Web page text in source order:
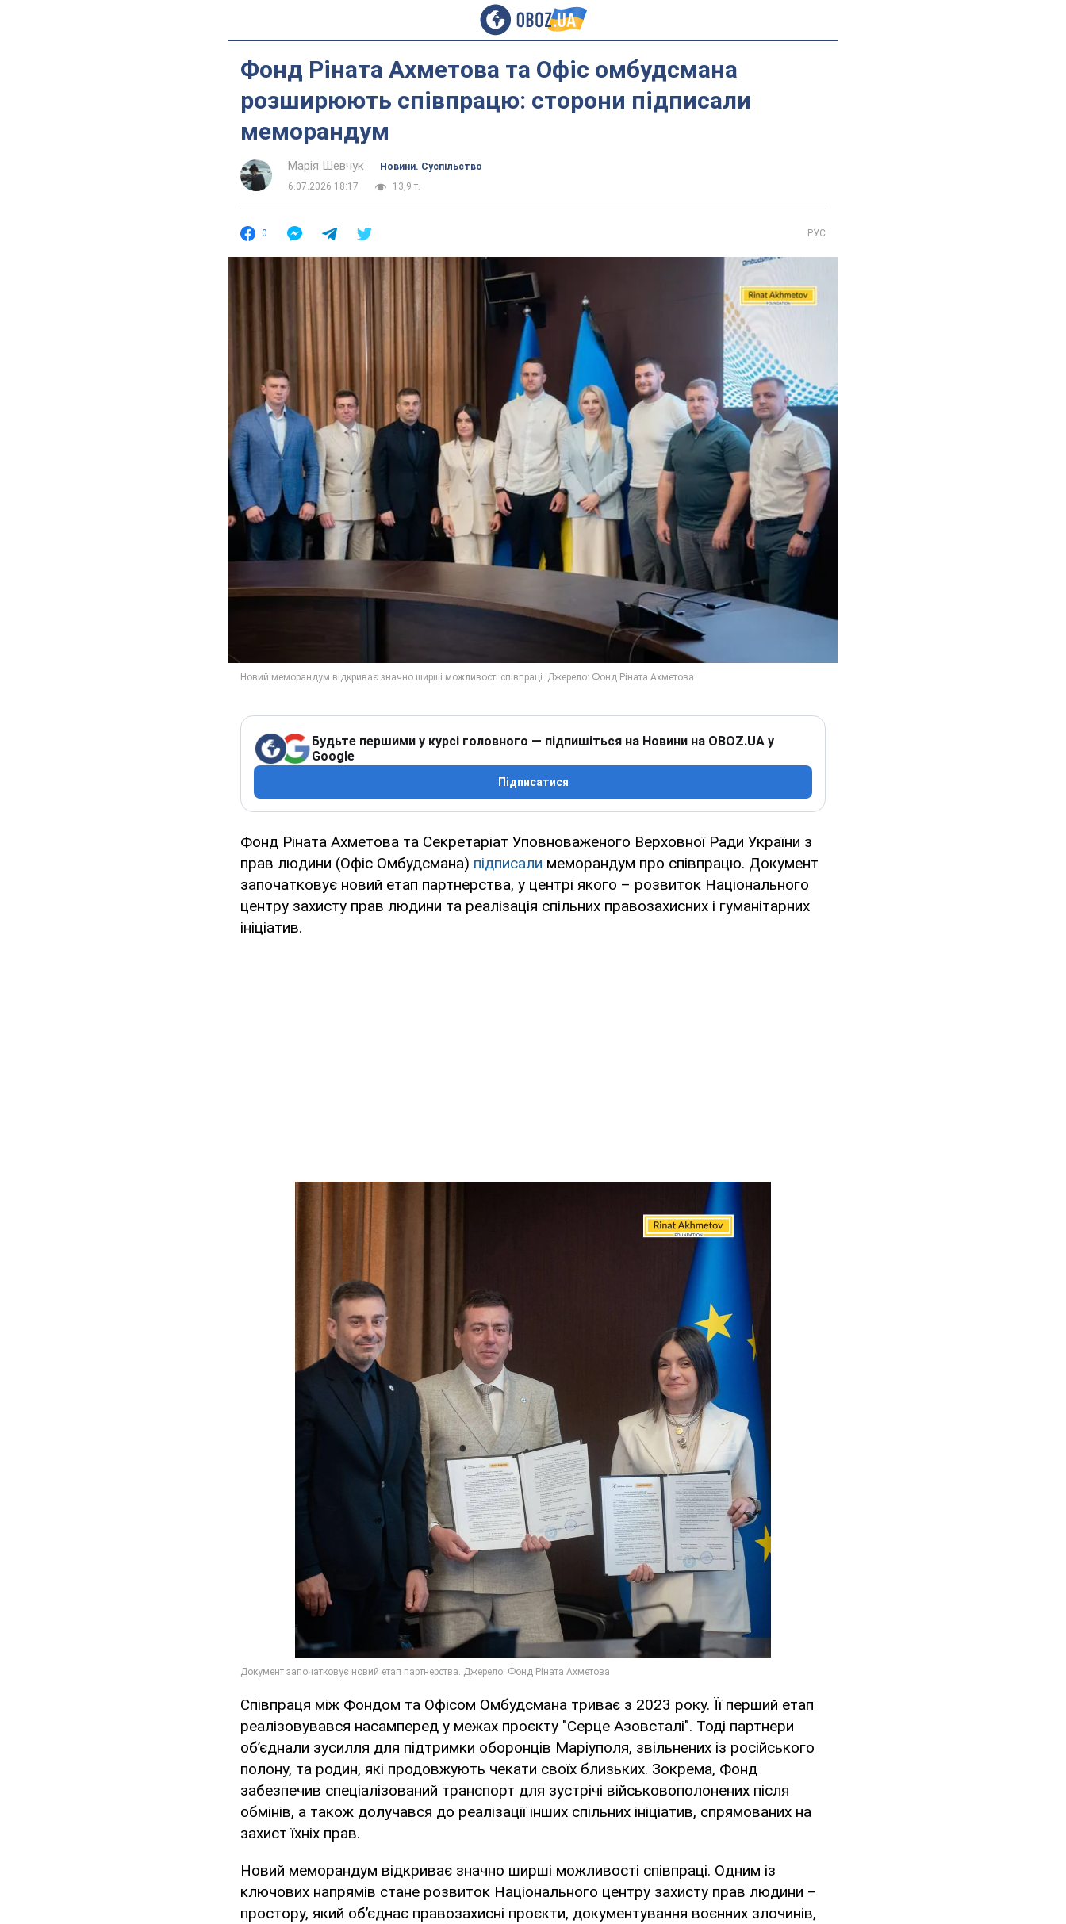
Фонд Ріната Ахметова та Офіс омбудсмана
розширюють співпрацю: сторони підписали
меморандум
Марія Шевчук
Новини. Суспільство
6.07.2026 18:17
13,9 т.
0 РУС
Будьте першими у курсі головного — підпишіться на Новини на OBOZ.UA у
Google
Підписатися
Фонд Ріната Ахметова та Секретаріат Уповноваженого Верховної Ради України з
прав людини (Офіс Омбудсмана) підписали меморандум про співпрацю. Документ
започатковує новий етап партнерства, у центрі якого – розвиток Національного
центру захисту прав людини та реалізація спільних правозахисних і гуманітарних
ініціатив.
Співпраця між Фондом та Офісом Омбудсмана триває з 2023 року. Її перший етап
реалізовувався насамперед у межах проєкту "Серце Азовсталі". Тоді партнери
об’єднали зусилля для підтримки оборонців Маріуполя, звільнених із російського
полону, та родин, які продовжують чекати своїх близьких. Зокрема, Фонд
забезпечив спеціалізований транспорт для зустрічі військовополонених після
обмінів, а також долучався до реалізації інших спільних ініціатив, спрямованих на
захист їхніх прав.
Новий меморандум відкриває значно ширші можливості співпраці. Одним із
ключових напрямів стане розвиток Національного центру захисту прав людини –
простору, який об’єднає правозахисні проєкти, документування воєнних злочинів,